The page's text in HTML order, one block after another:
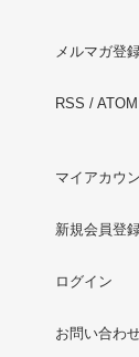
メルマガ登
RSS / ATOM
マイアカウ
新規会員登
ログイン
お問い合わ